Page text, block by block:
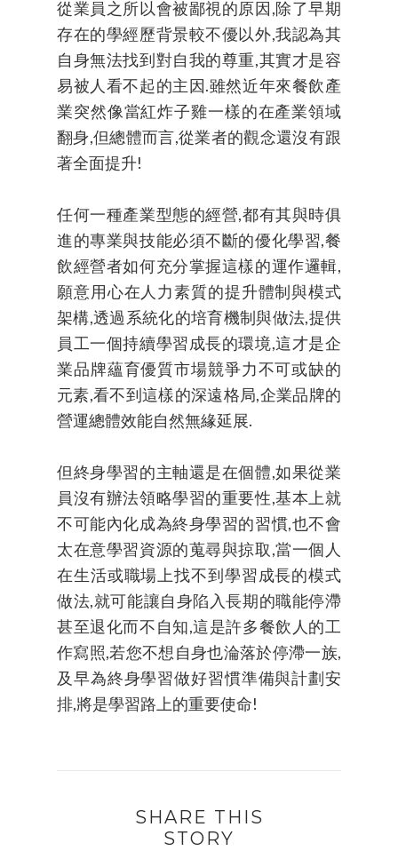
從業員之所以會被鄙視的原因,除了早期
存在的學經歷背景較不優以外,我認為其
自身無法找到對自我的尊重,其實才是容
易被人看不起的主因.雖然近年來餐飲產
業突然像當紅炸子雞一樣的在產業領域
翻身,但總體而言,從業者的觀念還沒有跟
著全面提升!
任何一種產業型態的經營,都有其與時俱
進的專業與技能必須不斷的優化學習,餐
飲經營者如何充分掌握這樣的運作邏輯,
願意用心在人力素質的提升體制與模式
架構,透過系統化的培育機制與做法,提供
員工一個持續學習成長的環境,這才是企
業品牌蘊育優質市場競爭力不可或缺的
元素,看不到這樣的深遠格局,企業品牌的
營運總體效能自然無緣延展.
但終身學習的主軸還是在個體,如果從業
員沒有辦法領略學習的重要性,基本上就
不可能內化成為終身學習的習慣,也不會
太在意學習資源的蒐尋與掠取,當一個人
在生活或職場上找不到學習成長的模式
做法,就可能讓自身陷入長期的職能停滯
甚至退化而不自知,這是許多餐飲人的工
作寫照,若您不想自身也淪落於停滯一族,
及早為終身學習做好習慣準備與計劃安
排,將是學習路上的重要使命!
SHARE THIS
STORY